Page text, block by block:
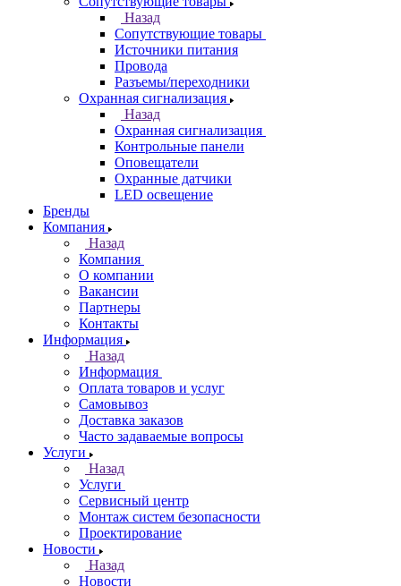
Назад
Сопутствующие товары
Источники питания
Провода
Разъемы/переходники
Охранная сигнализация
Назад
Охранная сигнализация
Контрольные панели
Оповещатели
Охранные датчики
LED освещение
Бренды
Компания
Назад
Компания
О компании
Вакансии
Партнеры
Контакты
Информация
Назад
Информация
Оплата товаров и услуг
Самовывоз
Доставка заказов
Часто задаваемые вопросы
Услуги
Назад
Услуги
Сервисный центр
Монтаж систем безопасности
Проектирование
Новости
Назад
Новости